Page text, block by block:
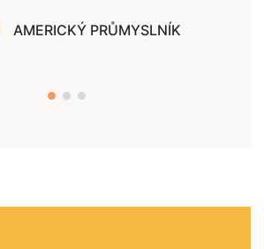
AMERICKÝ PRŮMYSLNÍK